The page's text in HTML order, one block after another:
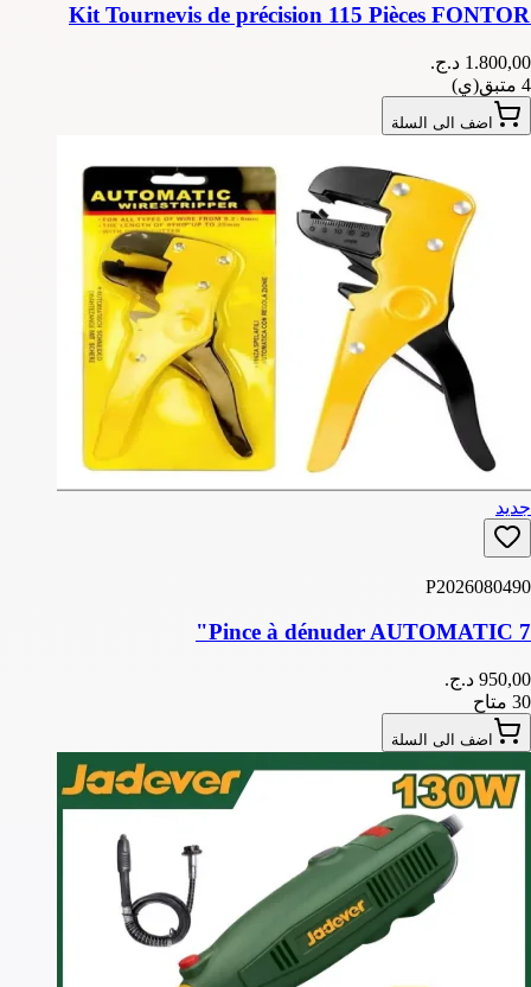
Kit Tournevis de précision 115 Pièces FONTOR
4 متبق(ي)
اضف الى السلة
جديد
P2026080490
Pince à dénuder AUTOMATIC 7"
30 متاح
اضف الى السلة